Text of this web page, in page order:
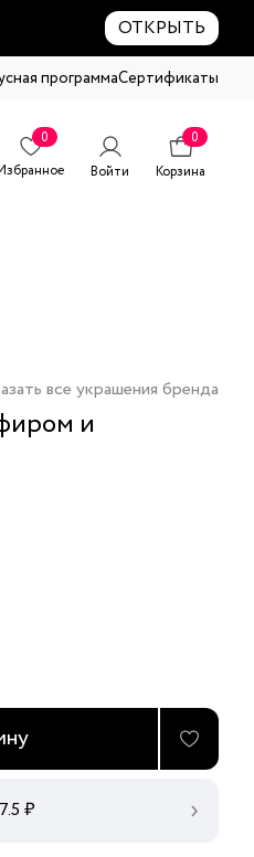
ОТКРЫТЬ
программаСертификаты
0
Войти
0
Корзина
все украшения бренда
и
₽